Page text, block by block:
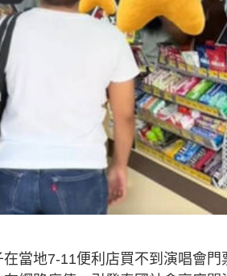
在當地7-11便利店買不到演唱會